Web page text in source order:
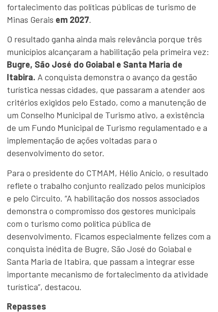
fortalecimento das políticas públicas de turismo de
Minas Gerais em 2027.
O resultado ganha ainda mais relevância porque três
municípios alcançaram a habilitação pela primeira vez:
Bugre, São José do Goiabal e Santa Maria de
Itabira. A conquista demonstra o avanço da gestão
turística nessas cidades, que passaram a atender aos
critérios exigidos pelo Estado, como a manutenção de
um Conselho Municipal de Turismo ativo, a existência
de um Fundo Municipal de Turismo regulamentado e a
implementação de ações voltadas para o
desenvolvimento do setor.
Para o presidente do CTMAM, Hélio Anício, o resultado
reflete o trabalho conjunto realizado pelos municípios
e pelo Circuito. “A habilitação dos nossos associados
demonstra o compromisso dos gestores municipais
com o turismo como política pública de
desenvolvimento. Ficamos especialmente felizes com a
conquista inédita de Bugre, São José do Goiabal e
Santa Maria de Itabira, que passam a integrar esse
importante mecanismo de fortalecimento da atividade
turística”, destacou.
Repasses